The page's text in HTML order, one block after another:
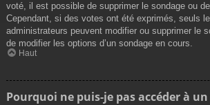
voté, il est possible de supprimer le sondage ou
Cependant, si des votes ont été exprimés, seuls
administrateurs peuvent modifier ou supprimer le
de modifier les options d’un sondage en cours.
Haut
Pourquoi ne puis-je pas accéder à